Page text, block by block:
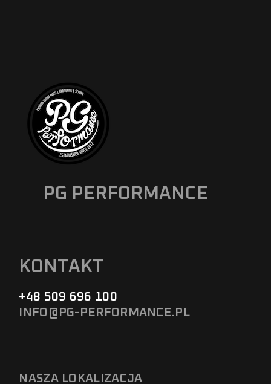
PG PERFORMANCE
KONTAKT
+48 509 696 100
INFO@PG-PERFORMANCE.PL
NASZA LOKALIZACJA